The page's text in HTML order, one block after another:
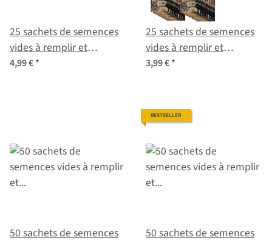
25 sachets de semences
vides à remplir et
étiquetter pour les
4,99 €*
25 sachets de semences
vides à remplir et
étiquetter pour les
3,99 €*
50 sachets de semences
BESTSELLER
50 sachets de semences